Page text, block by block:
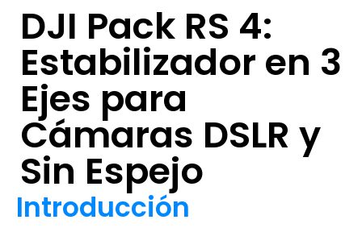
DJI Pack RS 4:
Estabilizador en 3
Ejes para
Cámaras DSLR y
Sin Espejo
Introducción